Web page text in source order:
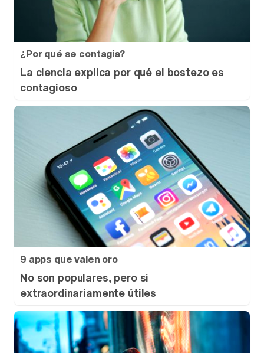
¿Por qué se contagia?
La ciencia explica por qué el bostezo es
contagioso
9 apps que valen oro
No son populares, pero sí
extraordinariamente útiles